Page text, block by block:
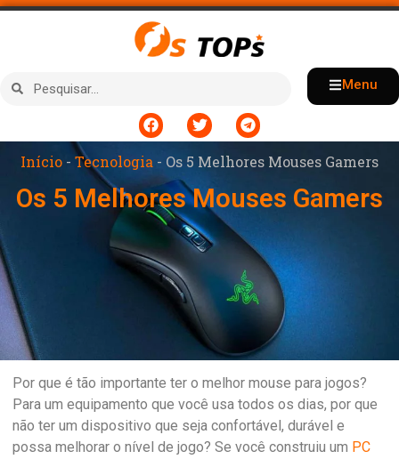
Menu
Início - Tecnologia - Os 5 Melhores Mouses Gamers
Os 5 Melhores Mouses Gamers
Por que é tão importante ter o melhor mouse para jogos?
Para um equipamento que você usa todos os dias, por que
não ter um dispositivo que seja confortável, durável e
possa melhorar o nível de jogo? Se você construiu um PC